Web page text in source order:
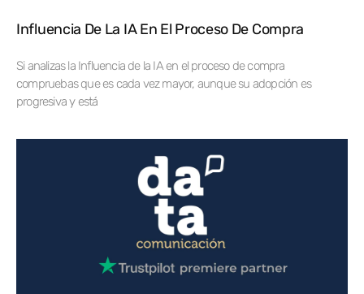
Influencia De La IA En El Proceso De Compra
Si analizas la Influencia de la IA en el proceso de compra
compruebas que es cada vez mayor, aunque su adopción es
progresiva y está